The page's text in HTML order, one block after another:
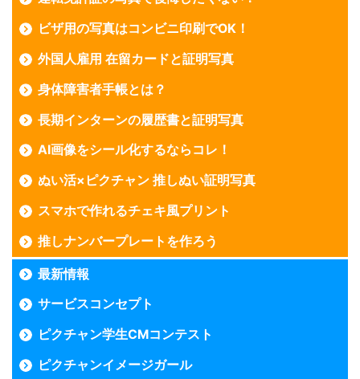
ビザ用の写真はコンビニ印刷でOK！
外国人雇用 在留カードと証明写真
身体障害者手帳とは？
長期インターンの履歴書と証明写真
AI画像をシール化するならコレ！
ぬい活×ピクチャン 推しぬい証明写真
スマホで作れるチェキ風プリント
推しナンバープレートを作ろう
最新情報
サービスコンセプト
ピクチャン学生CMコンテスト
ピクチャンイメージガール